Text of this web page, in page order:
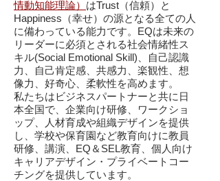
情動知能理論） はTrust（信頼）と
Happiness（幸せ）の源となる全ての人
に備わっている能力です。EQは未来の
リーダーに必須とされる社会情緒性ス
キル(Social Emotional Skill)、自己認識
力、自己肯定感、共感力、楽観性、想
像力、好奇心、柔軟性を高めます。
私たちはビジネスパートナーと共に日
本全国で、企業向け研修、ワークショ
ップ、人材育成や組織デザインを提供
し、学校や保育園など教育向けに教員
研修、講演、EQ＆SEL教育、個人向け
キャリアデザイン・プライベートコー
チングを提供しています。